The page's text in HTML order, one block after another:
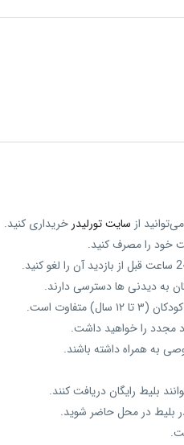
سایت تورلیدر خریداری کنید.
خود را مصرف کنید.
به دیدنی ها دسترسی دارند.
مجدد را خواهید داشت.
به همراه داشته باشند.
بلیط رایگان دریافت کنند.